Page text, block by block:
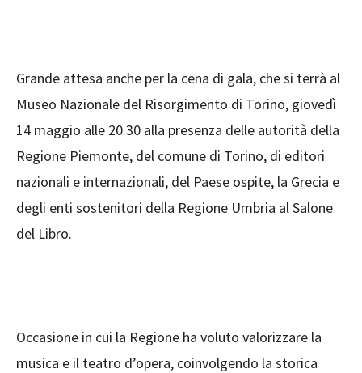
Grande attesa anche per la cena di gala, che si terrà al
Museo Nazionale del Risorgimento di Torino, giovedì
14 maggio alle 20.30 alla presenza delle autorità della
Regione Piemonte, del comune di Torino, di editori
nazionali e internazionali, del Paese ospite, la Grecia e
degli enti sostenitori della Regione Umbria al Salone
del Libro.
Occasione in cui la Regione ha voluto valorizzare la
musica e il teatro d’opera, coinvolgendo la storica